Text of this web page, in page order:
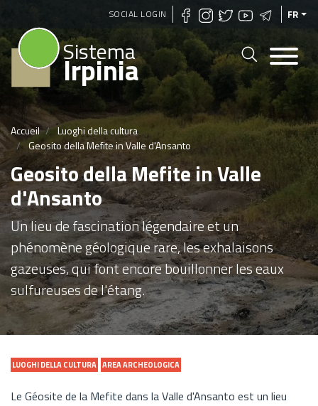
Aller
au
contenu
principal
SOCIAL LOGIN FR
Sistema
Irpinia
Accueil
Luoghi della cultura
Geosito della Mefite in Valle d'Ansanto
Geosito della Mefite in Valle
d'Ansanto
Un lieu de fascination légendaire et un
phénomène géologique rare, les exhalaisons
gazeuses, qui font encore bouillonner les eaux
sulfureuses de l'étang.
LUOGHI DELLA CULTURA AREA ARCHEOLOGICA
Le Géosite de la Mefite dans la Valle d'Ansanto est un lieu